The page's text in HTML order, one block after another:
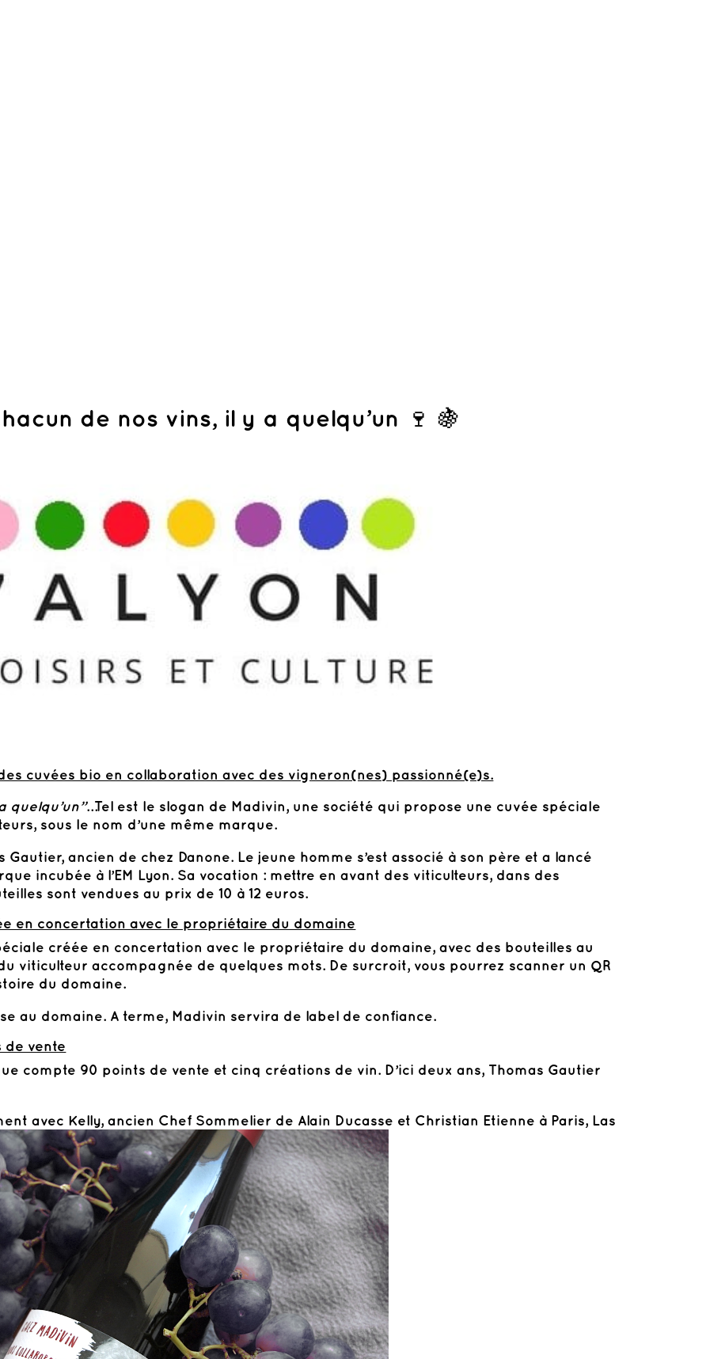
de nos vins, il y a quelqu’un 🍷 🍇
cuvées bio en collaboration avec des vigneron(nes) passionné(e)s.
quelqu’un”…Tel est le slogan de Madivin, une société qui propose une cuvée spéciale
sous le nom d’une même marque.
Gautier, ancien de chez Danone. Le jeune homme s’est associé à son père et a lancé
incubée à l’EM Lyon. Sa vocation : mettre en avant des viticulteurs, dans des
sont vendues au prix de 10 à 12 euros.
en concertation avec le propriétaire du domaine
créée en concertation avec le propriétaire du domaine, avec des bouteilles au
viticulteur accompagnée de quelques mots. De surcroit, vous pourrez scanner un QR
du domaine.
au domaine. A terme, Madivin servira de label de confiance.
de vente
compte 90 points de vente et cinq créations de vin. D’ici deux ans, Thomas Gautier
avec Kelly, ancien Chef Sommelier de Alain Ducasse et Christian Etienne à Paris, Las
œnologues Cyril et Benjamin.